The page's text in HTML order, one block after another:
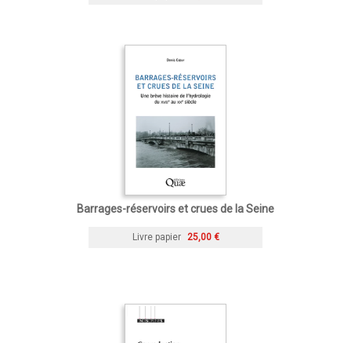
Barrages-réservoirs et crues de la Seine
Livre papier 25,00 €